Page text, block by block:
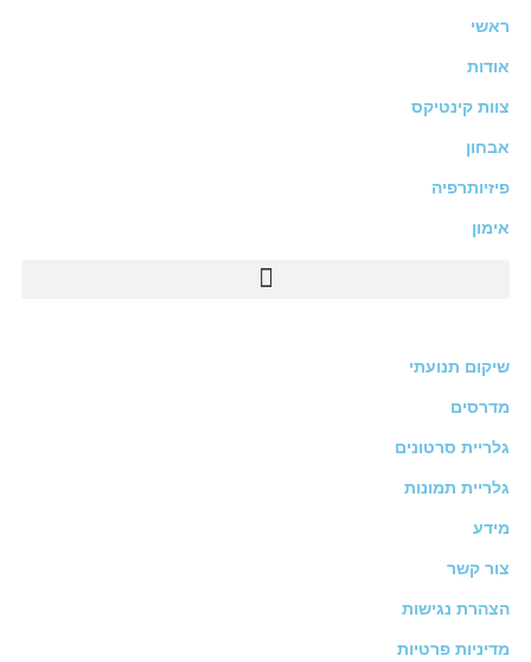
ראשי
אודות
צוות קינטיקס
אבחון
פיזיותרפיה
אימון
שיקום תנועתי
מדרסים
גלריית סרטונים
גלריית תמונות
מידע
צור קשר
הצהרת נגישות
מדיניות פרטיות